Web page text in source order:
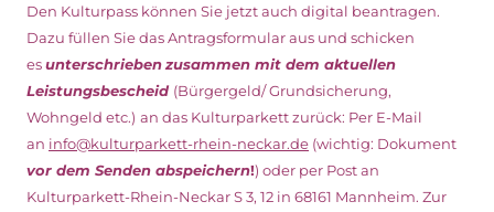
Den Kulturpass können Sie jetzt auch digital beantragen.
Dazu füllen Sie das Antragsformular aus und schicken
esunterschriebenzusammen mit dem aktuellen
Leistungsbescheid (Bürgergeld/ Grundsicherung,
Wohngeld etc.) an das Kulturparkett zurück: Per E-Mail
an info@kulturparkett-rhein-neckar.de (wichtig: Dokument
vor dem Senden abspeichern!) oder per Post an
Kulturparkett-Rhein-Neckar S 3, 12 in 68161 Mannheim. Zur